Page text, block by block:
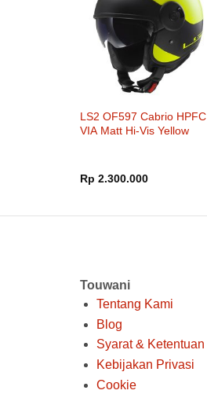
LS2 OF597 Cabrio HPFC
VIA Matt Hi-Vis Yellow
Rp 2.300.000
Touwani
Tentang Kami
Blog
Syarat & Ketentuan
Kebijakan Privasi
Cookie